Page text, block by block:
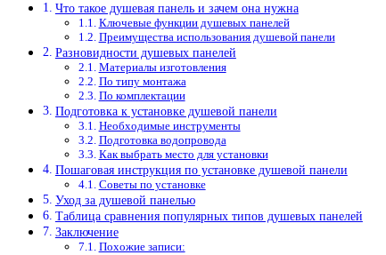
Что такое душевая панель и зачем она нужна
Ключевые функции душевых панелей
Преимущества использования душевой панели
Разновидности душевых панелей
Материалы изготовления
По типу монтажа
По комплектации
Подготовка к установке душевой панели
Необходимые инструменты
Подготовка водопровода
Как выбрать место для установки
Пошаговая инструкция по установке душевой панели
Советы по установке
Уход за душевой панелью
Таблица сравнения популярных типов душевых панелей
Заключение
Похожие записи: